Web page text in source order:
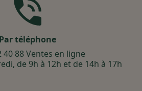
Par téléphone
40 88 Ventes en ligne
de 9h à 12h et de 14h à 17h